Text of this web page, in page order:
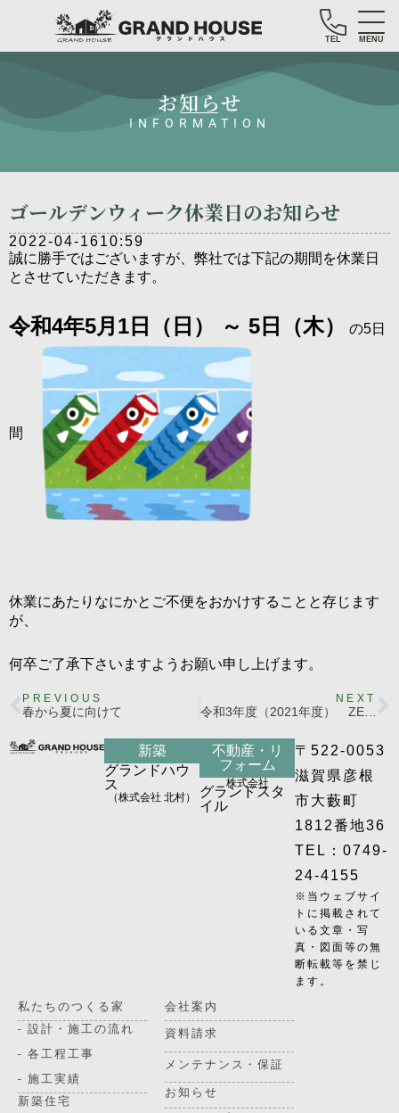
TEL MENU
お知らせ
INFORMATION
ゴールデンウィーク休業日のお知らせ
2022-04-1610:59
誠に勝手ではございますが、弊社では下記の期間を休業日
とさせていただきます。
令和4年5月1日（日） ～ 5日（木） の5日
間
休業にあたりなにかとご不便をおかけすることと存じます
が、
何卒ご了承下さいますようお願い申し上げます。
PREVIOUS
春から夏に向けて
NEXT
令和3年度（2021年度） ZEH実績報告+2025年度目標
新築
グランドハウ
ス
（株式会社 北村）
不動産・リ
フォーム
株式会社
グランドスタ
イル
〒522-0053
滋賀県彦根
市大藪町
1812番地36
TEL：0749-
24-4155
※当ウェブサイ
トに掲載されて
いる文章・写
真・図面等の無
断転載等を禁じ
ます。
私たちのつくる家
- 設計・施工の流れ
- 各工程工事
- 施工実績
新築住宅
会社案内
資料請求
メンテナンス・保証
お知らせ